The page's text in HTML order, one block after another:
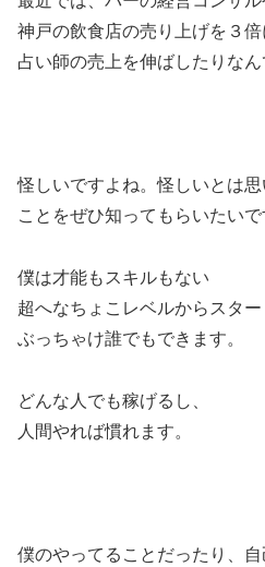
神戸の飲食店の売り上げを３倍
占い師の売上を伸ばしたりなん
怪しいですよね。怪しいとは
ことをぜひ知ってもらいたいで
僕は才能もスキルもない
超へなちょこレベルからスタ
ぶっちゃけ誰でもできます。
どんな人でも稼げるし、
人間やれば慣れます。
僕のやってることだったり、